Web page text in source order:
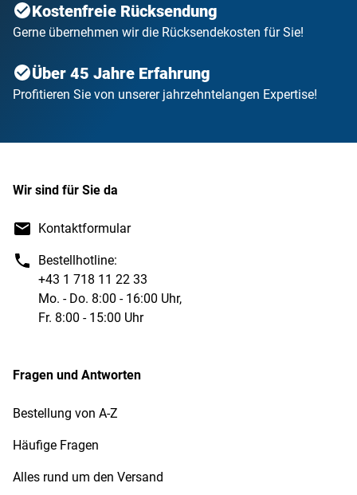
Kostenfreie Rücksendung
Gerne übernehmen wir die Rücksendekosten für Sie!
Über 45 Jahre Erfahrung
Profitieren Sie von unserer jahrzehntelangen Expertise!
Wir sind für Sie da
Kontaktformular
Bestellhotline:
+43 1 718 11 22 33
Mo. - Do. 8:00 - 16:00 Uhr,
Fr. 8:00 - 15:00 Uhr
Fragen und Antworten
Bestellung von A-Z
Häufige Fragen
Alles rund um den Versand